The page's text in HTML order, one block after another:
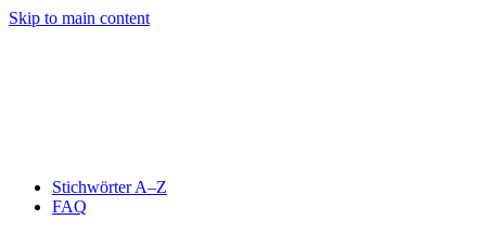
Skip to main content
Stichwörter A–Z
FAQ